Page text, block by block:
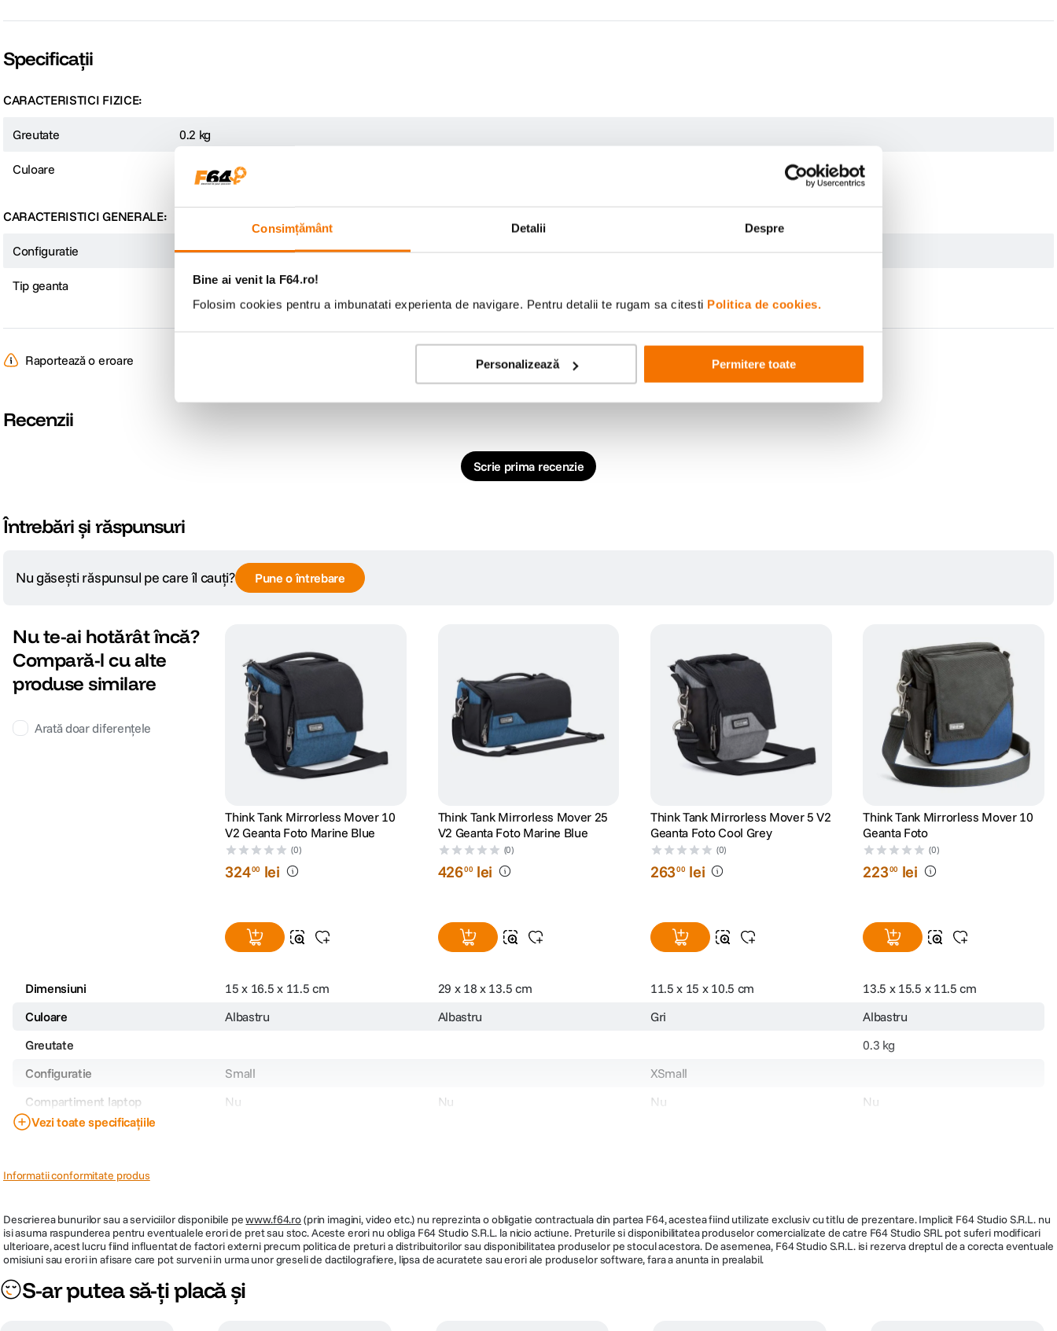
Consimțământ Detalii Despre
Bine ai venit la F64.ro!
Folosim cookies pentru a imbunatati experienta de navigare. Pentru detalii te rugam sa citesti Politica de cookies.
Personalizează Permitere toate
Specificații
CARACTERISTICI FIZICE:
Greutate 0.2 kg
Culoare
CARACTERISTICI GENERALE:
Configuratie Dedicat aparate foto compacte
Tip geanta Genti foto
Raportează o eroare
Recenzii
Scrie prima recenzie
Întrebări și răspunsuri
Nu găsești răspunsul pe care îl cauți? Pune o întrebare
Nu te-ai hotărât încă?
Compară-l cu alte
produse similare
Arată doar diferențele
Think Tank Mirrorless Mover 10
V2 Geanta Foto Marine Blue
(0)
32400 lei
Think Tank Mirrorless Mover 25
V2 Geanta Foto Marine Blue
(0)
42600 lei
Think Tank Mirrorless Mover 5 V2
Geanta Foto Cool Grey
(0)
26300 lei
Think Tank Mirrorless Mover 10
Geanta Foto
(0)
22300 lei
Dimensiuni 15 x 16.5 x 11.5 cm 29 x 18 x 13.5 cm 11.5 x 15 x 10.5 cm
13.5 x 15.5 x 11.5 cm
Culoare
Albastru Albastru Gri
Albastru
Greutate
0.3 kg
Configuratie
Small
XSmall
Compartiment laptop
Nu Nu Nu
Nu
Dimensiuni interioare
Rezistenta la apa
Sistem de inchidere
Fermoar, clapeta cu magnet Fermoar, clapeta cu magnet Fermoar, clapeta cu magnet
Fermoare YKK
Tip geanta
Genti foto de umar Genti foto de umar Genti foto de umar Genti foto de umar
Vezi toate specificațiile
Informatii conformitate produs
Descrierea bunurilor sau a serviciilor disponibile pewww.f64.ro(prin imagini, video etc.) nu reprezinta o obligatie contractuala din partea F64, acestea fiind utilizate exclusiv cu titlu de prezentare. Implicit F64 Studio S.R.L. nu
isi asuma raspunderea pentru eventualele erori de pret sau stoc. Aceste erori nu obliga F64 Studio S.R.L. la nicio actiune. Preturile si disponibilitatea produselor comercializate de catre F64 Studio SRL pot suferi modificari
ulterioare, acest lucru fiind influentat de factori externi precum politica de preturi a distribuitorilor sau disponibilitatea produselor pe stocul acestora. De asemenea, F64 Studio S.R.L. isi rezerva dreptul de a corecta eventuale
omisiuni sau erori in afisare care pot surveni in urma unor greseli de dactilografiere, lipsa de acuratete sau erori ale produselor software, fara a anunta in prealabil.
S-ar putea să-ți placă și